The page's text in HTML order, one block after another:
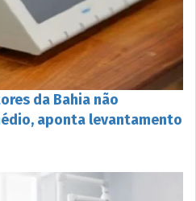
da Bahia não
aponta levantamento